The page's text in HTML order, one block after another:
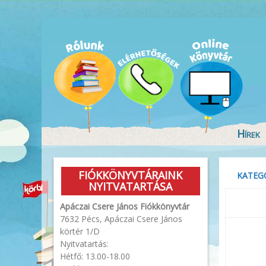
Hírek
FIÓKKÖNYVTÁRAINK
NYITVATARTÁSA
Apáczai Csere János Fiókkönyvtár
7632 Pécs, Apáczai Csere János
körtér 1/D
Nyitvatartás:
Hétfő: 13.00-18.00